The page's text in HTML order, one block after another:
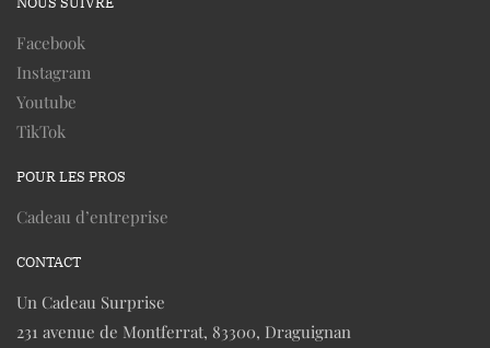
Facebook
Instagram
Youtube
TikTok
POUR LES PROS
Cadeau d’entreprise
CONTACT
Un Cadeau Surprise
231 avenue de Montferrat, 83300, Draguignan